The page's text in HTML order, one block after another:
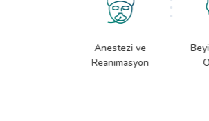
Anestezi ve
Reanimasyon